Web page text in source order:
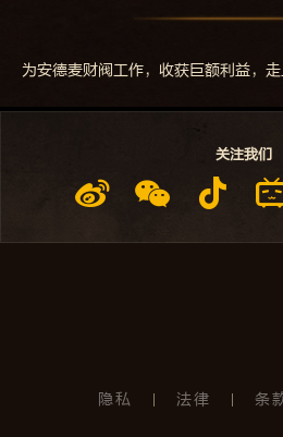
为安德麦财阀工作，收获巨额利益，走
关注我们
隐私 法律 条